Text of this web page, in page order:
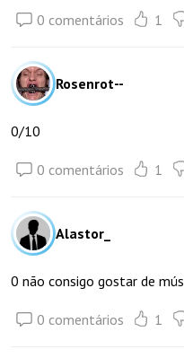
0 comentários 1
Rosenrot--
0/10
0 comentários 1
Alastor_
0 não consigo gostar de
0 comentários 1